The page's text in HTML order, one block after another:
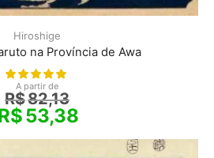
Hiroshige
na Província de Awa
A partir de
R$82,13
53,38